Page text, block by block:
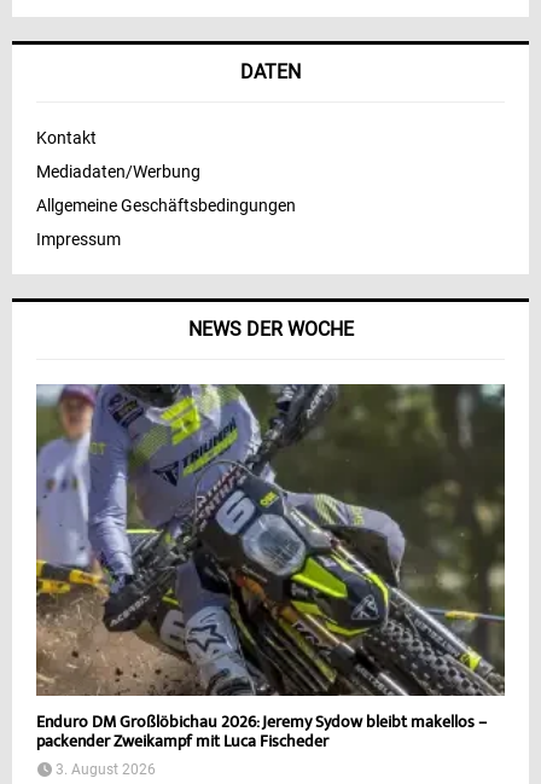
NEWS DER WOCHE
Enduro DM Großlöbichau 2026: Jeremy Sydow bleibt makellos –
packender Zweikampf mit Luca Fischeder
3. August 2026
DATEN
Kontakt
Mediadaten/Werbung
Allgemeine Geschäftsbedingungen
Impressum